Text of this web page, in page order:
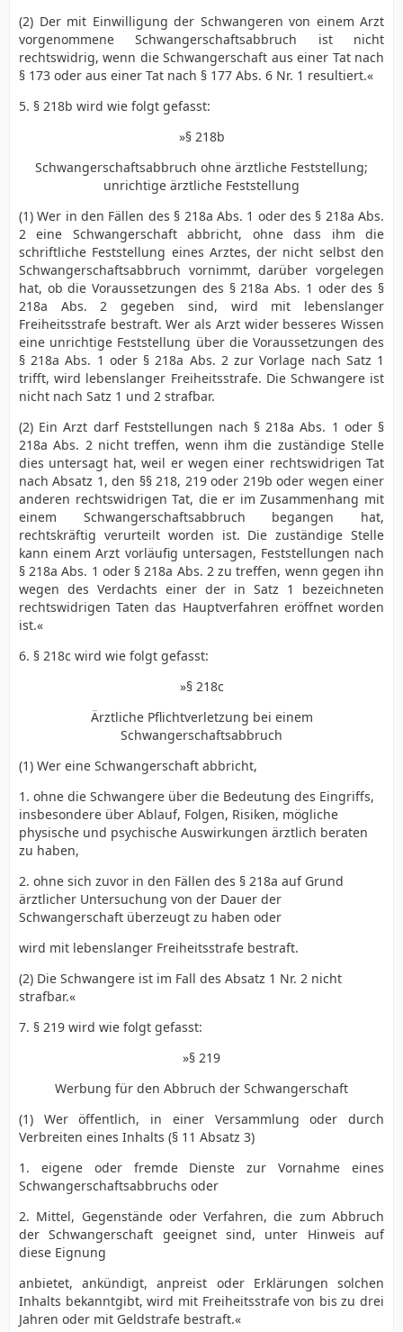
(2) Der mit Einwilligung der Schwangeren von einem Arzt
vorgenommene Schwangerschaftsabbruch ist nicht
rechtswidrig, wenn die Schwangerschaft aus einer Tat nach
§ 173 oder aus einer Tat nach § 177 Abs. 6 Nr. 1 resultiert.«
5. § 218b wird wie folgt gefasst:
»§ 218b
Schwangerschaftsabbruch ohne ärztliche Feststellung;
unrichtige ärztliche Feststellung
(1) Wer in den Fällen des § 218a Abs. 1 oder des § 218a Abs.
2 eine Schwangerschaft abbricht, ohne dass ihm die
schriftliche Feststellung eines Arztes, der nicht selbst den
Schwangerschaftsabbruch vornimmt, darüber vorgelegen
hat, ob die Voraussetzungen des § 218a Abs. 1 oder des §
218a Abs. 2 gegeben sind, wird mit lebenslanger
Freiheitsstrafe bestraft. Wer als Arzt wider besseres Wissen
eine unrichtige Feststellung über die Voraussetzungen des
§ 218a Abs. 1 oder § 218a Abs. 2 zur Vorlage nach Satz 1
trifft, wird lebenslanger Freiheitsstrafe. Die Schwangere ist
nicht nach Satz 1 und 2 strafbar.
(2) Ein Arzt darf Feststellungen nach § 218a Abs. 1 oder §
218a Abs. 2 nicht treffen, wenn ihm die zuständige Stelle
dies untersagt hat, weil er wegen einer rechtswidrigen Tat
nach Absatz 1, den §§ 218, 219 oder 219b oder wegen einer
anderen rechtswidrigen Tat, die er im Zusammenhang mit
einem Schwangerschaftsabbruch begangen hat,
rechtskräftig verurteilt worden ist. Die zuständige Stelle
kann einem Arzt vorläufig untersagen, Feststellungen nach
§ 218a Abs. 1 oder § 218a Abs. 2 zu treffen, wenn gegen ihn
wegen des Verdachts einer der in Satz 1 bezeichneten
rechtswidrigen Taten das Hauptverfahren eröffnet worden
ist.«
6. § 218c wird wie folgt gefasst:
»§ 218c
Ärztliche Pflichtverletzung bei einem
Schwangerschaftsabbruch
(1) Wer eine Schwangerschaft abbricht,
1. ohne die Schwangere über die Bedeutung des Eingriffs,
insbesondere über Ablauf, Folgen, Risiken, mögliche
physische und psychische Auswirkungen ärztlich beraten
zu haben,
2. ohne sich zuvor in den Fällen des § 218a auf Grund
ärztlicher Untersuchung von der Dauer der
Schwangerschaft überzeugt zu haben oder
wird mit lebenslanger Freiheitsstrafe bestraft.
(2) Die Schwangere ist im Fall des Absatz 1 Nr. 2 nicht
strafbar.«
7. § 219 wird wie folgt gefasst:
»§ 219
Werbung für den Abbruch der Schwangerschaft
(1) Wer öffentlich, in einer Versammlung oder durch
Verbreiten eines Inhalts (§ 11 Absatz 3)
1. eigene oder fremde Dienste zur Vornahme eines
Schwangerschaftsabbruchs oder
2. Mittel, Gegenstände oder Verfahren, die zum Abbruch
der Schwangerschaft geeignet sind, unter Hinweis auf
diese Eignung
anbietet, ankündigt, anpreist oder Erklärungen solchen
Inhalts bekanntgibt, wird mit Freiheitsstrafe von bis zu drei
Jahren oder mit Geldstrafe bestraft.«